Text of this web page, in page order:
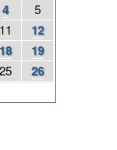
4
5
11 12
18 19
25
26